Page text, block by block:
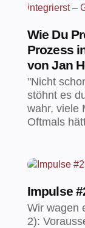
Wie Du
Prozess
von Jan
"Nicht
stöhnt es
wahr, viele
Oftmals
Impulse
Wir wagen
2):